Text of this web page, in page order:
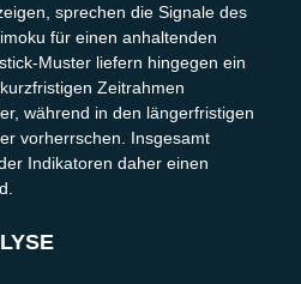
sprechen die Signale des
für einen anhaltenden
Muster liefern hingegen ein
Zeitrahmen
während in den längerfristigen
vorherrschen. Insgesamt
Indikatoren daher einen